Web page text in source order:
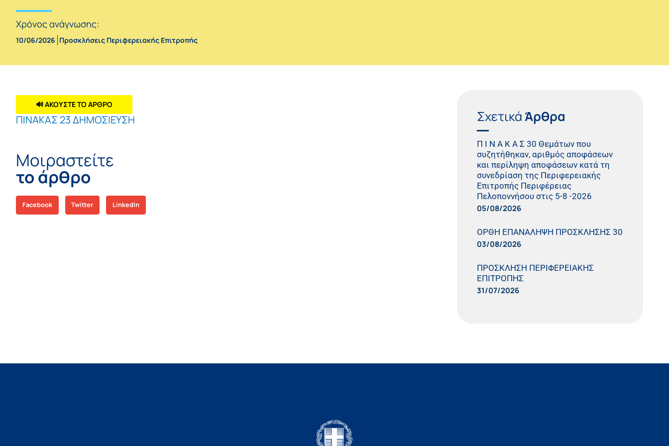
Χρόνος ανάγνωσης:
10/06/2026 Προσκλήσεις Περιφερειακής Επιτροπής
🔊 ΑΚΟΥΣΤΕ ΤΟ ΑΡΘΡΟ
ΠΙΝΑΚΑΣ 23 ΔΗΜΟΣΙΕΥΣΗ
Μοιραστείτε
το άρθρο
Facebook Twitter LinkedIn
Σχετικά Άρθρα
Π Ι Ν Α Κ Α Σ 30 Θεμάτων που
συζητήθηκαν, αριθμός αποφάσεων
και περίληψη αποφάσεων κατά τη
συνεδρίαση της Περιφερειακής
Επιτροπής Περιφέρειας
Πελοποννήσου στις 5-8 -2026
05/08/2026
ΟΡΘΗ ΕΠΑΝΑΛΗΨΗ ΠΡΟΣΚΛΗΣΗΣ 30
03/08/2026
ΠΡΟΣΚΛΗΣΗ ΠΕΡΙΦΕΡΕΙΑΚΗΣ
ΕΠΙΤΡΟΠΗΣ
31/07/2026